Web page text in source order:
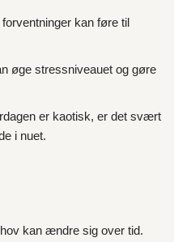
kan føre til
øge stressniveauet og gøre
er kaotisk, er det svært
i nuet.
kan ændre sig over tid.